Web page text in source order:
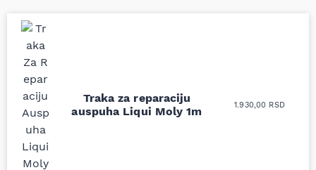
Traka za reparaciju
auspuha Liqui Moly 1m
1.930,00 RSD
Uporedila sam sve
moguće online
prodavnice auto delova
i definitivno najbolje
cene su ovde. Kupila
sam više puta auto
delove iz MD Auto. Uvek
dobra preporuka za
tačan naziv i tip
kočionog cilindra bio